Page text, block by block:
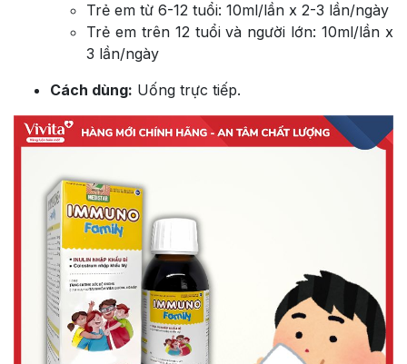
Trẻ em từ 6-12 tuổi: 10ml/lần x 2-3 lần/ngày
Trẻ em trên 12 tuổi và người lớn: 10ml/lần x
3 lần/ngày
Cách dùng: Uống trực tiếp.